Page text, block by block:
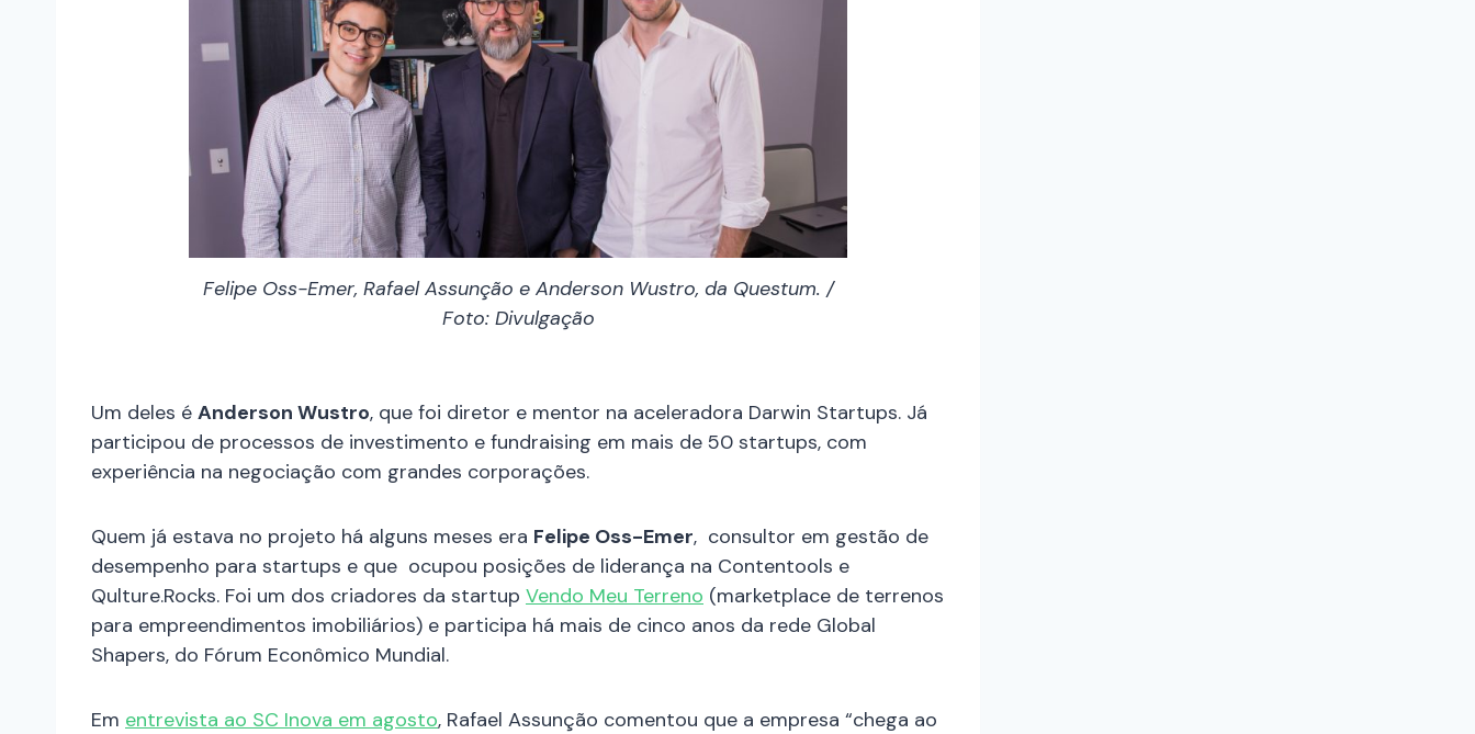
Felipe Oss-Emer, Rafael Assunção e Anderson Wustro, da Questum. /
Foto: Divulgação
Um deles é Anderson Wustro, que foi diretor e mentor na aceleradora Darwin Startups. Já
participou de processos de investimento e fundraising em mais de 50 startups, com
experiência na negociação com grandes corporações.
Quem já estava no projeto há alguns meses era Felipe Oss-Emer, consultor em gestão de
desempenho para startups e que ocupou posições de liderança na Contentools e
Qulture.Rocks. Foi um dos criadores da startup Vendo Meu Terreno (marketplace de terrenos
para empreendimentos imobiliários) e participa há mais de cinco anos da rede Global
Shapers, do Fórum Econômico Mundial.
Em entrevista ao SC Inova em agosto, Rafael Assunção comentou que a empresa “chega ao